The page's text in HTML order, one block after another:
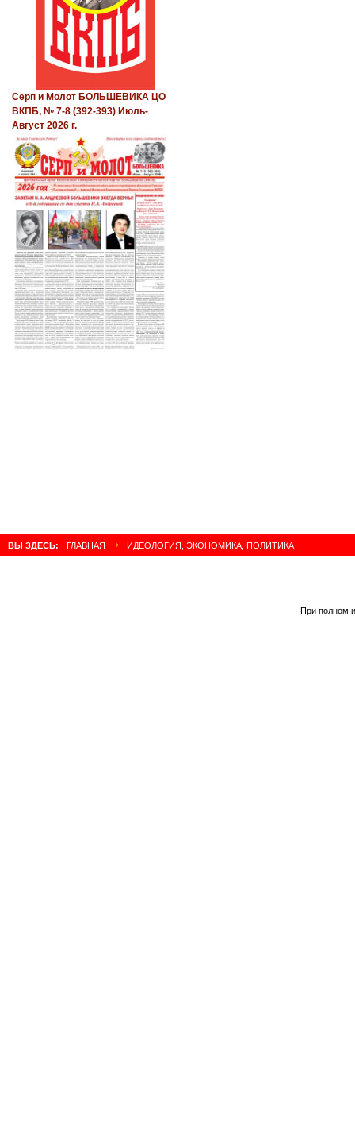
Серп и Молот БОЛЬШЕВИКА ЦО
ВКПБ, № 7-8 (392-393) Июль-
Август 2026 г.
ВЫ ЗДЕСЬ: ГЛАВНАЯ ИДЕОЛОГИЯ, ЭКОНОМИКА, ПОЛИТИКА
При полном